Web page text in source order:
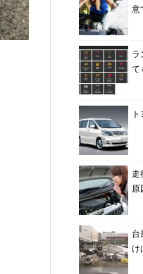
意
ラ
て
走
原
台
け